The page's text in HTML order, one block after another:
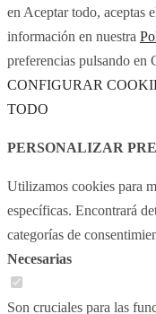
en Aceptar todo, aceptas
información en nuestra
preferencias pulsando en
CONFIGURAR
TODO
PERSONALIZAR
Utilizamos cookies para
específicas. Encontrará
categorías de
Necesarias
Son cruciales para las